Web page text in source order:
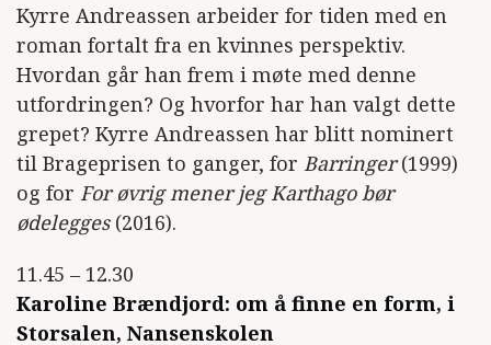
Kyrre Andreassen arbeider for tiden med en
roman fortalt fra en kvinnes perspektiv.
Hvordan går han frem i møte med denne
utfordringen? Og hvorfor har han valgt dette
grepet? Kyrre Andreassen har blitt nominert
til Brageprisen to ganger, for Barringer(1999)
og for For øvrig mener jeg Karthago bør
ødelegges (2016).
11.45 – 12.30
Karoline Brændjord: om å finne en form, i
Storsalen, Nansenskolen